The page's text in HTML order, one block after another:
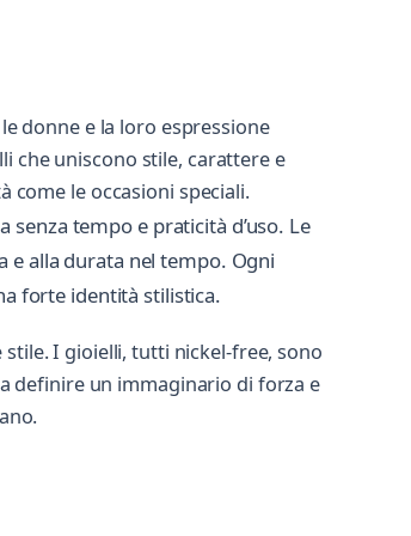
donne e la loro espressione
che uniscono stile, carattere e
come le occasioni speciali.
tempo e praticità d’uso. Le
e alla durata nel tempo. Ogni
forte identità stilistica.
I gioielli, tutti nickel-free, sono
definire un immaginario di forza e